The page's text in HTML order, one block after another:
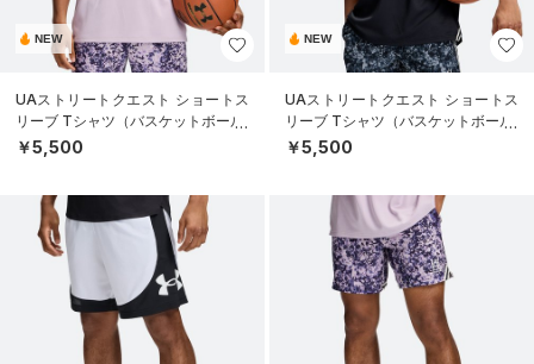
NEW
UAストリートクエスト ショートス
リーブ Tシャツ（バスケットボール/
MEN）
￥5,500
NEW
UAストリートクエスト ショートス
リーブ Tシャツ（バスケットボール/
MEN）
￥5,500